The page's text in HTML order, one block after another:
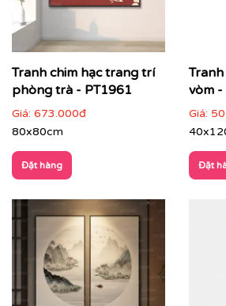
Cách phối tranh phòng trà với nội
Tranh phòng trà phù hợp với nhiều
gian:
Phòng trà gia đình, trà đạo:
sau bàn trà
Tranh chim hạc trang trí
phòng trà - PT1961
Giá: 673.000đ
80x80cm
Đặt hàng
vòm
Giá:
Đặt